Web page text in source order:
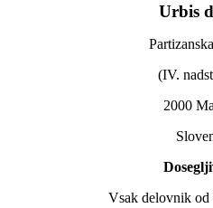
Urbis
(IV.
2000
Vsak delovnik od